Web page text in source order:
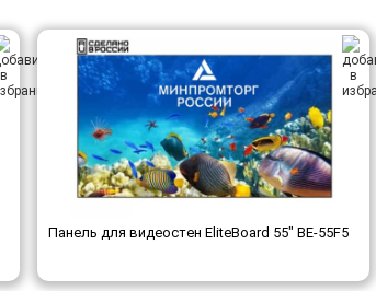
Панель для видеостен EliteBoard 55" BE-55F5